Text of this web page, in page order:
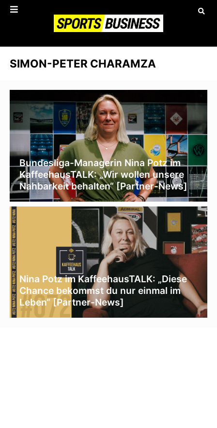
SIMON-PETER CHARAMZA
Bundesliga-Managerin Nina Potz im
KaffeehausTALK: „Wir wollen unsere
Nahbarkeit behalten“ [Partner-News]
Nina Potz im KaffeehausTALK: „Diese
Chance bekommst du nur einmal im
Leben“ [Partner-News]